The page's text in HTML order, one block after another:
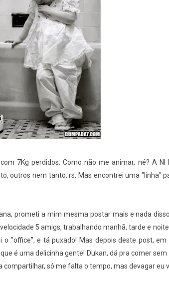
7Kg perdidos. Como não me animar, né? A NI
outros nem tanto, rs. Mas encontrei uma "linha"
prometi a mim mesma postar mais e nada
5 amigs, trabalhando manhã, tarde e
o "office", e tá puxado! Mas depois deste post,
é uma delicinha gente! Dukan, dá pra comer
só me falta o tempo, mas devagar eu